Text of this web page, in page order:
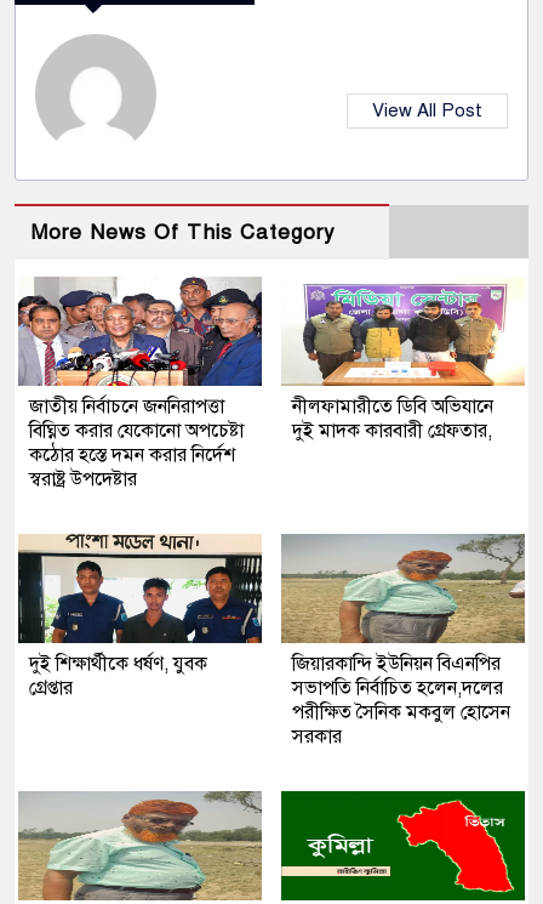
View All Post
More News Of This Category
জাতীয় নির্বাচনে জননিরাপত্তা
বিঘ্নিত করার যেকোনো অপচেষ্টা
কঠোর হস্তে দমন করার নির্দেশ
স্বরাষ্ট্র উপদেষ্টার
নীলফামারীতে ডিবি অভিযানে
দুই মাদক কারবারী গ্রেফতার,
দুই শিক্ষার্থীকে ধর্ষণ, যুবক
গ্রেপ্তার
জিয়ারকান্দি ইউনিয়ন বিএনপির
সভাপতি নির্বাচিত হলেন,দলের
পরীক্ষিত সৈনিক মকবুল হোসেন
সরকার